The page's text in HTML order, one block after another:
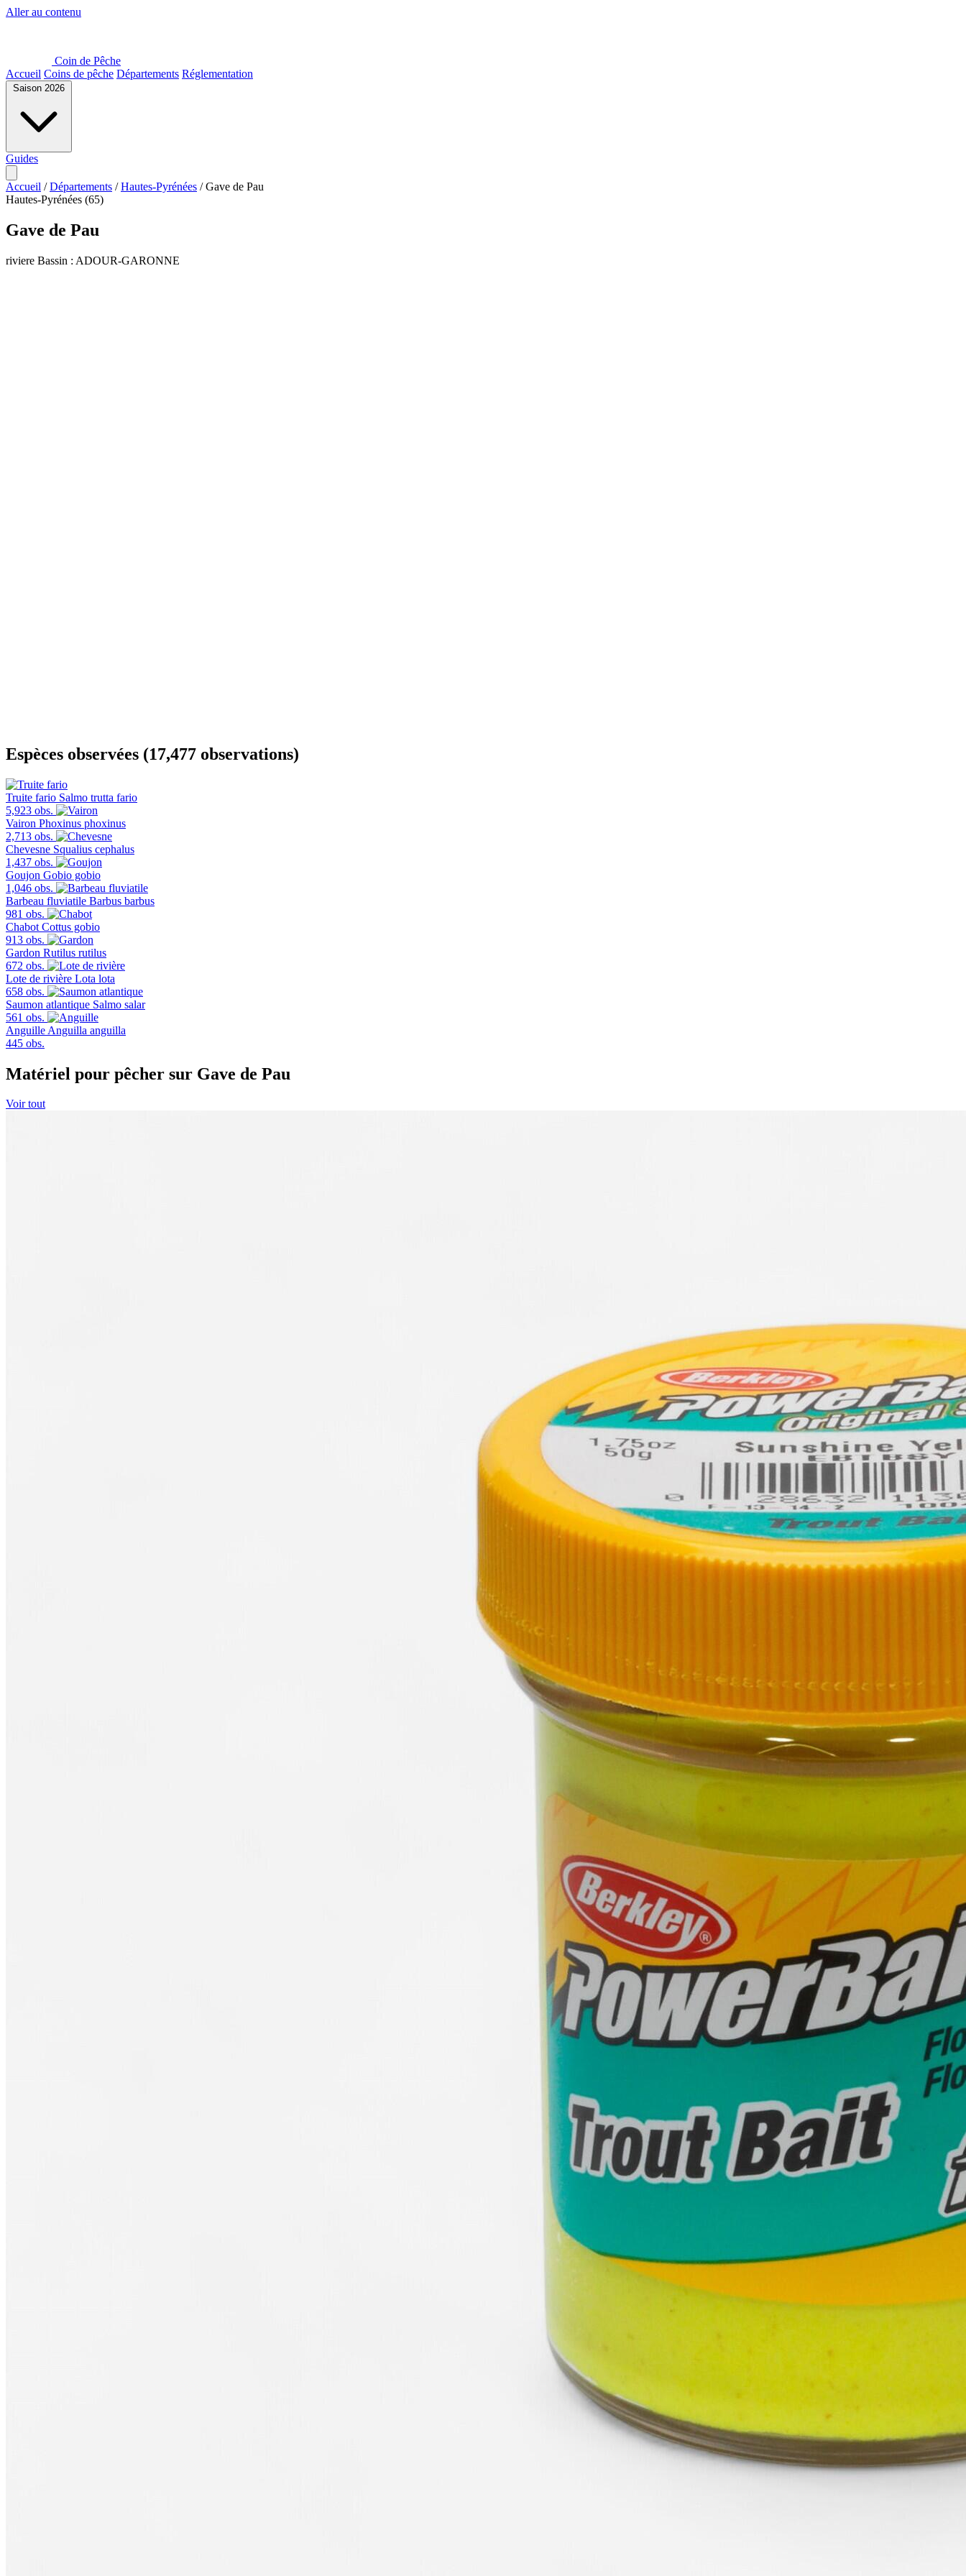
Aller au contenu
Coin de Pêche
Accueil Coins de pêche Départements Réglementation
Saison 2026
Guides
Accueil / Départements / Hautes-Pyrénées / Gave de Pau
Hautes-Pyrénées (65)
Gave de Pau
riviere Bassin : ADOUR-GARONNE
Espèces observées (17,477 observations)
Truite fario Salmo trutta fario
5,923 obs.
Vairon Phoxinus phoxinus
2,713 obs.
Chevesne Squalius cephalus
1,437 obs.
Goujon Gobio gobio
1,046 obs.
Barbeau fluviatile Barbus barbus
981 obs.
Chabot Cottus gobio
913 obs.
Gardon Rutilus rutilus
672 obs.
Lote de rivière Lota lota
658 obs.
Saumon atlantique Salmo salar
561 obs.
Anguille Anguilla anguilla
445 obs.
Matériel pour pêcher sur Gave de Pau
Voir tout